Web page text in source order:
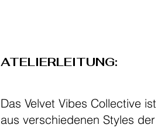
ATELIERLEITUNG:
Das Velvet Vibes Collective
aus verschiedenen Styles